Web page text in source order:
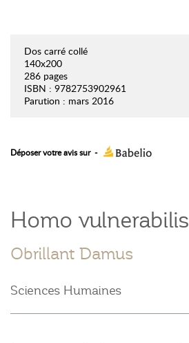
Dos carré collé
140x200
286 pages
ISBN : 9782753902961
Parution : mars 2016
Déposer votre avis sur -
Homo vulnerabilis
Obrillant Damus
Sciences Humaines